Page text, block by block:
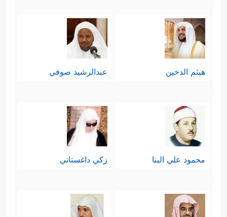
هيثم الدخين عبدالرشيد صوفي
محمود علي البنا زكي داغستاني